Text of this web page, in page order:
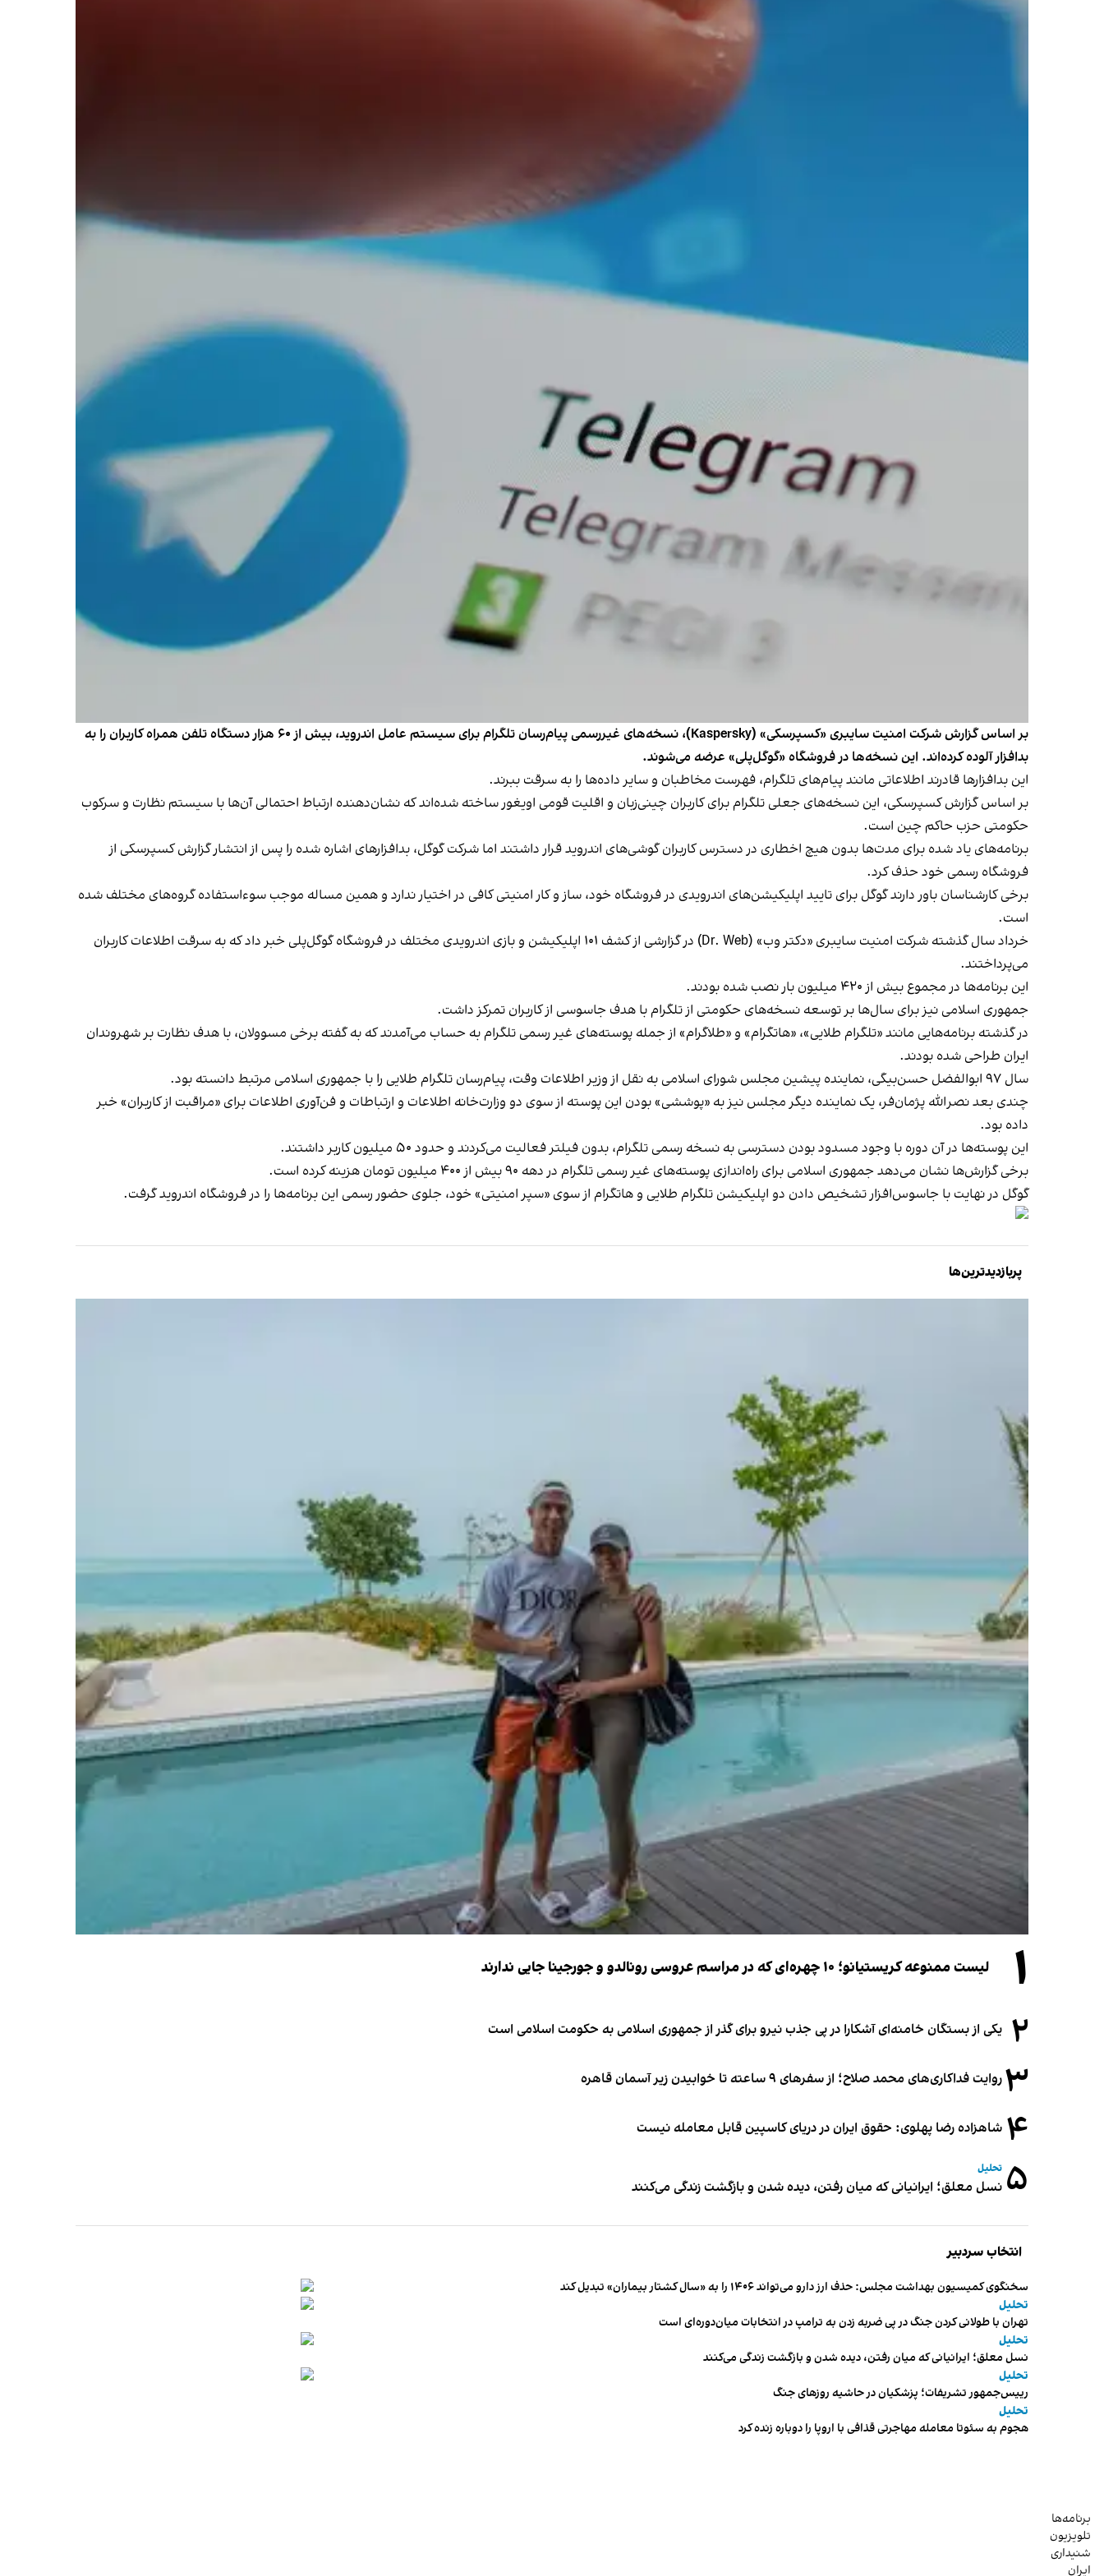
بر اساس گزارش شرکت امنیت سایبری «کسپرسکی» (Kaspersky)، نسخه‌های غیر‌رسمی پیام‌رسان تلگرام برای سیستم‌ عامل اندروید، بیش از ۶۰ هزار دستگاه تلفن همراه کاربران را به
بدافزار آلوده کرده‌اند. این نسخه‌ها در فروشگاه «گوگل‌پلی» عرضه می‌شوند.
این بدافزارها قادرند اطلاعاتی مانند پیام‌های تلگرام، فهرست مخاطبان و سایر داده‌ها را به سرقت ببرند.
بر اساس گزارش کسپرسکی، این نسخه‌های جعلی تلگرام برای کاربران چینی‌زبان و اقلیت قومی اویغور ساخته شده‌اند که نشان‌دهنده ارتباط احتمالی آن‌ها با سیستم نظارت و سرکوب
حکومتی حزب حاکم چین است.
برنامه‌های یاد شده برای مدت‌ها بدون هیچ اخطاری در دسترس کاربران گوشی‌های اندروید قرار داشتند اما شرکت گوگل، بدافزارهای اشاره شده را پس از انتشار گزارش کسپرسکی از
فروشگاه رسمی خود حذف کرد.
برخی کارشناسان باور دارند گوگل برای تایید اپلیکیشن‌های اندرویدی در فروشگاه خود، ساز و کار امنیتی کافی در اختیار ندارد و همین مساله موجب سوءاستفاده گروه‌های مختلف شده
است.
خرداد سال گذشته شرکت امنیت سایبری «دکتر وب» (Dr. Web) در گزارشی از کشف ۱۰۱ اپلیکیشن و بازی اندرویدی مختلف در فروشگاه گوگل‌پلی خبر داد که به سرقت اطلاعات کاربران
می‌پرداختند.
این برنامه‌ها در مجموع بیش از ۴۲۰ میلیون بار نصب شده بودند.
جمهوری اسلامی نیز برای سال‌ها بر توسعه نسخه‌های حکومتی از تلگرام با هدف جاسوسی از کاربران تمرکز داشت.
در گذشته برنامه‌هایی مانند «تلگرام طلایی»، «هاتگرام» و «طلاگرام» از جمله پوسته‌های غیر رسمی تلگرام به حساب می‌آمدند که به گفته برخی مسوولان، با هدف نظارت بر شهروندان
ایران طراحی شده بودند.
سال ۹۷ ابوالفضل حسن‌بیگی، نماینده پیشین مجلس شورای اسلامی به نقل از وزیر اطلاعات وقت، پیام‌رسان تلگرام طلایی را با جمهوری اسلامی مرتبط دانسته بود.
چندی بعد نصرالله پژمان‌فر، یک نماینده دیگر مجلس نیز به «پوششی» بودن این پوسته از سوی دو وزارت‌خانه اطلاعات و ارتباطات و فن‌آوری اطلاعات برای «مراقبت از کاربران» خبر
داده بود.
این پوسته‌ها در آن دوره با وجود مسدود بودن دسترسی به نسخه رسمی تلگرام، بدون فیلتر فعالیت می‌کردند و حدود ۵۰ میلیون کاربر داشتند.
برخی گزارش‌ها نشان می‌دهد جمهوری اسلامی برای راه‌اندازی پوسته‌های غیر رسمی تلگرام در دهه ۹۰ بیش از ۴۰۰ میلیون تومان هزینه کرده است.
گوگل در نهایت با جاسوس‌افزار تشخیص دادن دو اپلیکیشن تلگرام طلایی و هاتگرام از سوی «سپر امنیتی» خود، جلوی حضور رسمی این برنامه‌ها را در فروشگاه اندروید گرفت.
پربازدیدترین‌ها
۱ لیست ممنوعه کریستیانو؛ ۱۰ چهره‌ای که در مراسم عروسی رونالدو و جورجینا جایی ندارند
۲ یکی از بستگان خامنه‌ای آشکارا در پی جذب نیرو برای گذر از جمهوری اسلامی به حکومت اسلامی است
۳روایت فداکاری‌های محمد صلاح؛ از سفرهای ۹ ساعته تا خوابیدن زیر آسمان قاهره
۴ شاهزاده رضا پهلوی: حقوق ایران در دریای کاسپین قابل معامله نیست
۵ تحلیل
نسل معلق؛ ایرانیانی که میان رفتن، دیده شدن و بازگشت زندگی می‌کنند
انتخاب سردبیر
سخنگوی کمیسیون بهداشت مجلس: حذف ارز دارو می‌تواند ۱۴۰۶ را به «سال کشتار بیماران» تبدیل کند
تحلیل
تهران با طولانی کردن جنگ در پی ضربه زدن به ترامپ در انتخابات میان‌دوره‌ای است
تحلیل
نسل معلق؛ ایرانیانی که میان رفتن، دیده شدن و بازگشت زندگی می‌کنند
تحلیل
رییس‌جمهور تشریفات؛ پزشکیان در حاشیه روزهای جنگ
تحلیل
هجوم به سئوتا معامله مهاجرتی قذافی با اروپا را دوباره زنده کرد
برنامه‌ها
تلویزیون
شنیداری
ایران